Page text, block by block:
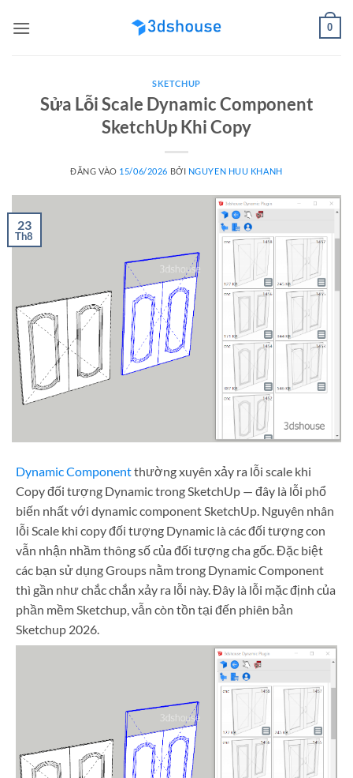
qua
0
SKETCHUP
Sửa Lỗi Scale Dynamic Component
SketchUp Khi Copy
ĐĂNG VÀO 15/06/2026 BỞI NGUYEN HUU KHANH
23
Th8
Dynamic Componentthường xuyên xảy ra lỗi scale khi
Copy đối tượng Dynamic trong SketchUp — đây là lỗi phổ
biến nhất với dynamic component SketchUp. Nguyên nhân
lỗi Scale khi copy đối tượng Dynamic là các đối tượng con
vẫn nhận nhầm thông số của đối tượng cha gốc. Đặc biệt
các bạn sử dụng Groups nằm trong Dynamic Component
thì gần như chắc chắn xảy ra lỗi này. Đây là lỗi mặc định của
phần mềm Sketchup, vẫn còn tồn tại đến phiên bản
Sketchup 2026.